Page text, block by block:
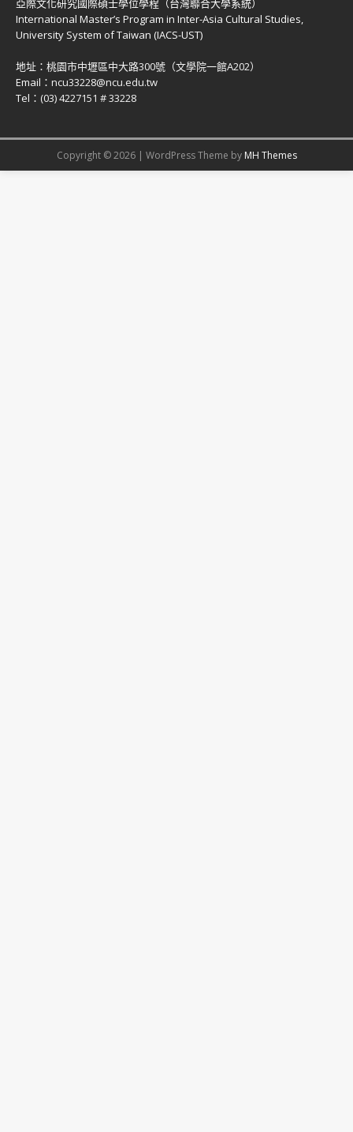
International Master’s Program in Inter-Asia Cultural Studies,
University System of Taiwan (IACS-UST)
地址： 桃園市中壢區中大路300號（文學院一館A202）
Email： ncu33228@ncu.edu.tw
Tel： (03) 4227151 # 33228
Copyright © 2026 | WordPress Theme by MH Themes